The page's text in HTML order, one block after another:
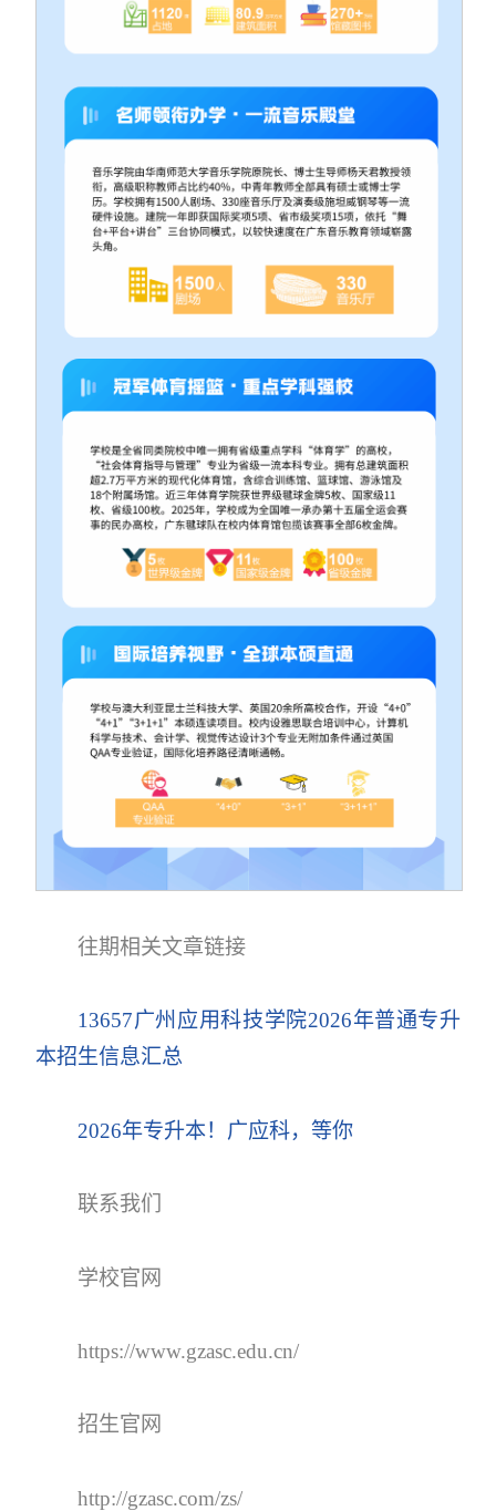
往期相关文章链接
13657广州应用科技学院2026年普通专升
本招生信息汇总
2026年专升本！广应科，等你
联系我们
学校官网
https://www.gzasc.edu.cn/
招生官网
http://gzasc.com/zs/